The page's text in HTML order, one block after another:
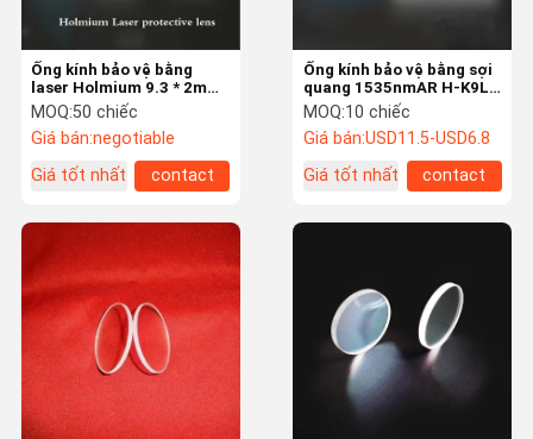
Ống kính bảo vệ bằng sợi
quang 1535nmAR H-K9L
Dia 19mm Độ dày 2mm
cho máy laser
MOQ:10 chiếc
Giá bán:USD11.5-USD6.8
Giá tốt nhất
contact
Ống kính bảo vệ bằng
laser Holmium 9.3 * 2mm
Máy laser phim cách
nhiệt 2100nmAR
MOQ:50 chiếc
Giá bán:negotiable
Giá tốt nhất
contact